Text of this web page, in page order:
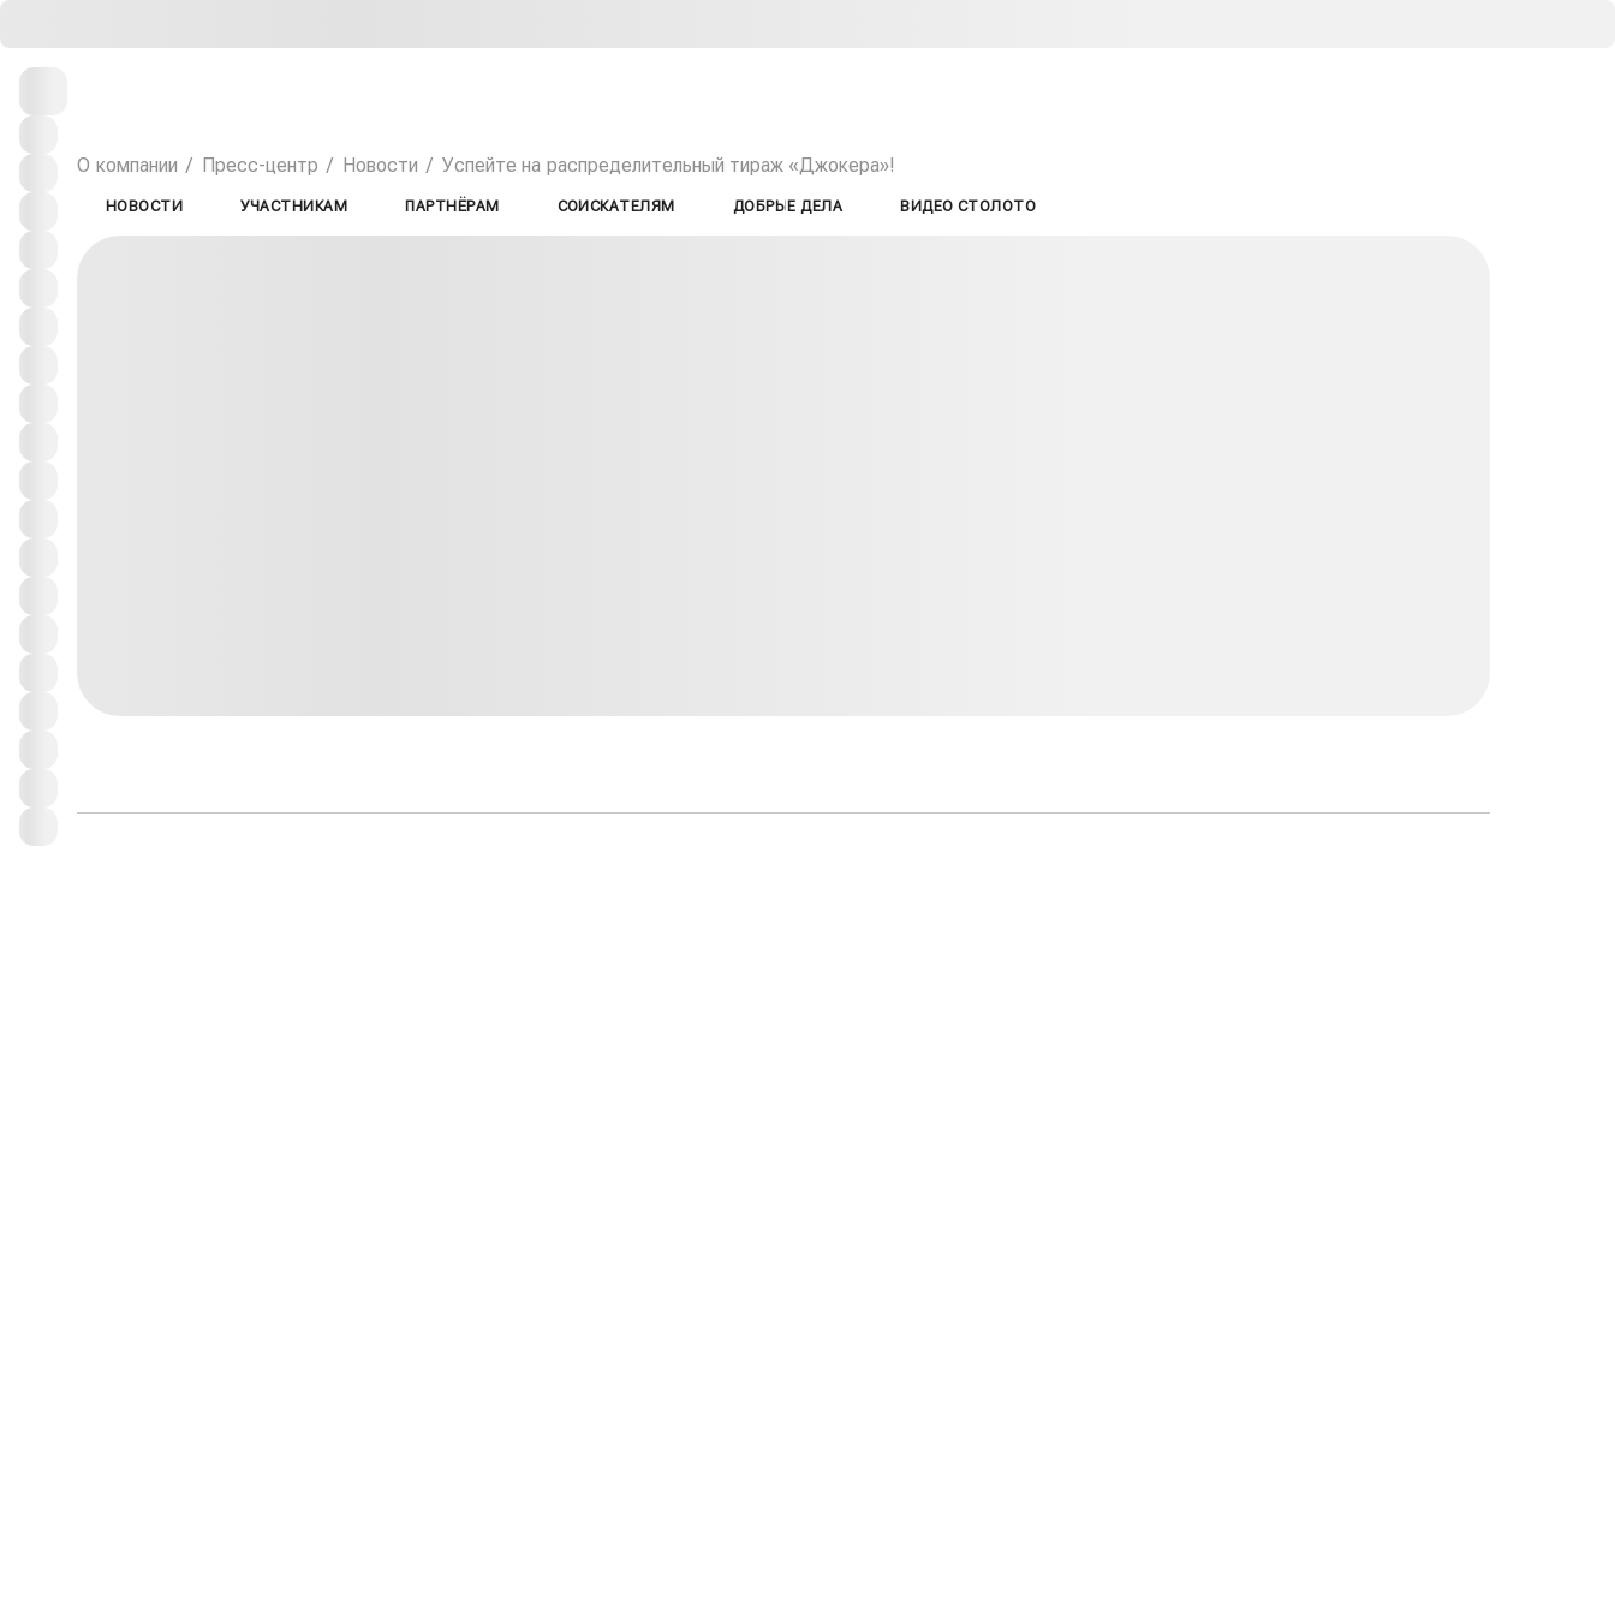
О компании Пресс-центр Новости Успейте на распределительный тираж «Джокера»!
НОВОСТИ УЧАСТНИКАМ ПАРТНЁРАМ СОИСКАТЕЛЯМ ДОБРЫЕ ДЕЛА ВИДЕО СТОЛОТО